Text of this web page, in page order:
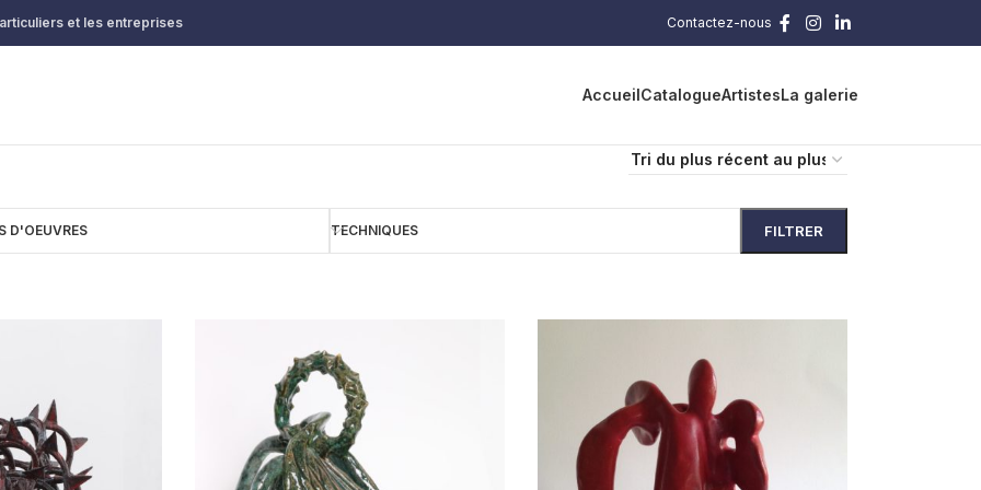
et les entreprises Contactez-nous
AccueilCatalogueArtistesLa galerie
D'OEUVRES TECHNIQUES FILTRER